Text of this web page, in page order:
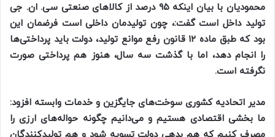
محمودیان با بیان اینکه ۹۵ درصد از کالا‌های صنعتی سی. ان. جی
تولید داخل است گفت:، چون تولیدمان داخلی است فرضمان این
بود که طبق ماده ۱۲ قانون رفع موانع تولید، دولت باید پرداختی‌ها
را انجام دهد، اما با گذشت سه سال، هنوز هم پرداختی صورت
نگرفته است.
مدیر اتحادیه کشوری سوخت‌های جایگزین و خدمات وابسته افزود:
ما بخشی اقتصادی هستیم و می‌دانیم چگونه حواله‌های ارزی را